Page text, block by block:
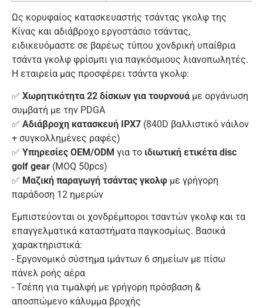
Ως κορυφαίος κατασκευαστής τσάντας γκολφ της
Κίνας και αδιάβροχο εργοστάσιο τσάντας,
ειδικευόμαστε σε βαρέως τύπου χονδρική υπαίθρια
τσάντα γκολφ φρίσμπι για παγκόσμιους λιανοπωλητές.
Η εταιρεία μας προσφέρει τσάντα γκολφ:
✅ Χωρητικότητα 22 δίσκων για τουρνουά με οργάνωση
συμβατή με την PDGA
✅ Αδιάβροχη κατασκευή IPX7 (840D βαλλιστικό νάιλον
+ συγκολλημένες ραφές)
✅ Υπηρεσίες OEM/ODM για το ιδιωτική ετικέτα disc
golf gear (MOQ 50pcs)
✅ Μαζική παραγωγή τσάντας γκολφ με γρήγορη
παράδοση 12 ημερών
Εμπιστεύονται οι χονδρέμποροι τσαντών γκολφ και τα
επαγγελματικά καταστήματα παγκοσμίως. Βασικά
χαρακτηριστικά:
- Εργονομικό σύστημα ιμάντων 6 σημείων με πίσω
πάνελ ροής αέρα
- Τσέπη για τιμαλφή με γρήγορη πρόσβαση &
αποσπώμενο κάλυμμα βροχής